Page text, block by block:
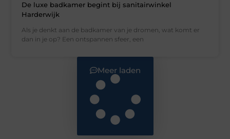
De luxe badkamer begint bij sanitairwinkel
Harderwijk
Als je denkt aan de badkamer van je dromen, wat komt er
dan in je op? Een ontspannen sfeer, een
Meer laden